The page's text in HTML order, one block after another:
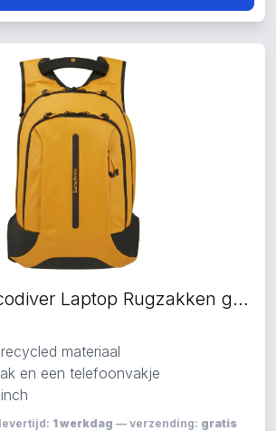
Samsonite Ecodiver Laptop Rugzakken geel
materiaal
en een telefoonvakje
1 werkdag — verzending: gratis